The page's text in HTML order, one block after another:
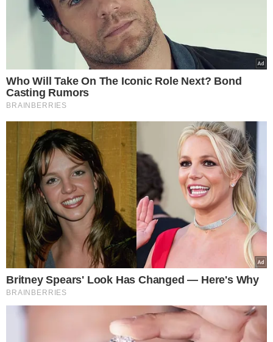
Novo serviço de saúde será implantado em Floriano
*** AS OPINIÕES AQUI CONTIDAS NÃO EXPRESSAM A
OPINIÃO NO GRUPO MEIO.
TÓPICOS
DR MARCUS VINÍCIUS KALUME